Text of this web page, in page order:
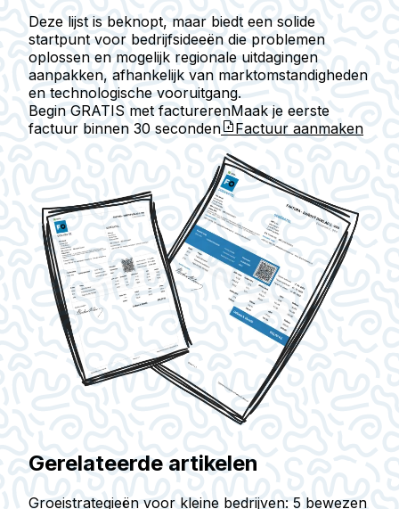
Deze lijst is beknopt, maar biedt een solide
startpunt voor bedrijfsideeën die problemen
oplossen en mogelijk regionale uitdagingen
aanpakken, afhankelijk van marktomstandigheden
en technologische vooruitgang.
Begin GRATIS met facturerenMaak je eerste
factuur binnen 30 seconden Factuur aanmaken
Gerelateerde artikelen
Groeistrategieën voor kleine bedrijven: 5 bewezen